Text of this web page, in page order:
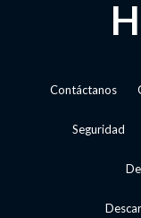
Contáctanos
Seguridad